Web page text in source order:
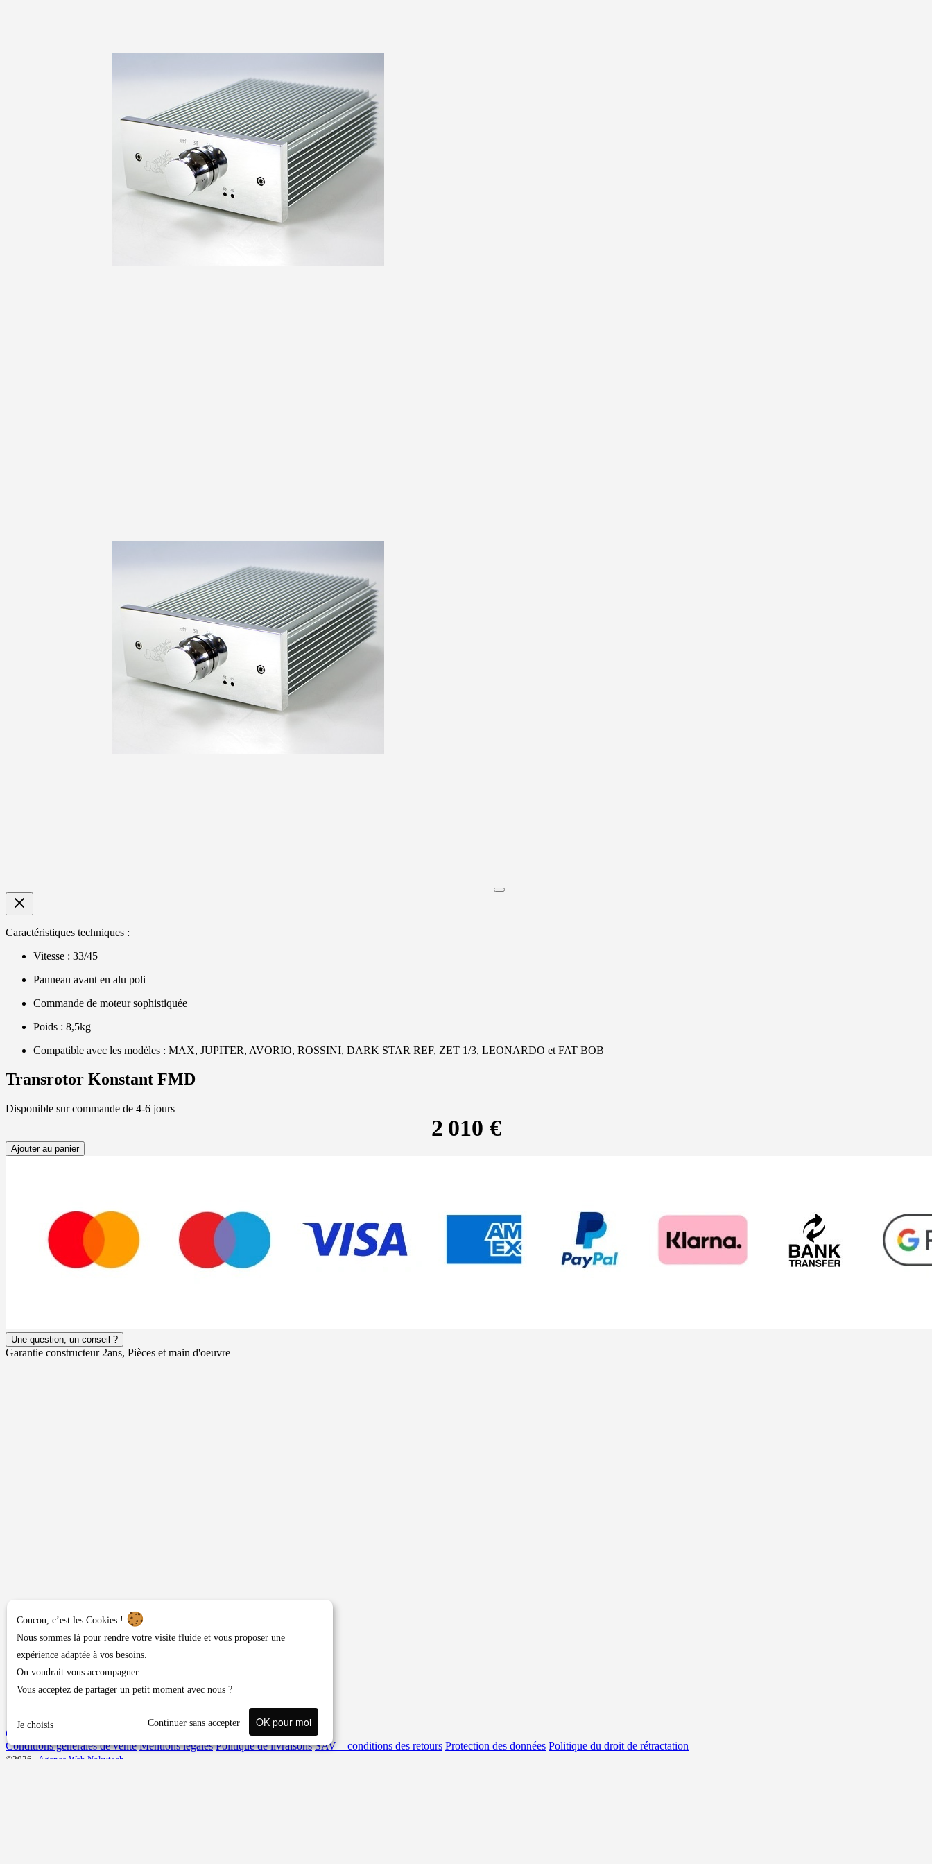
Caractéristiques techniques :
Vitesse : 33/45
Panneau avant en alu poli
Commande de moteur sophistiquée
Poids : 8,5kg
Compatible avec les modèles : MAX, JUPITER, AVORIO, ROSSINI, DARK STAR REF, ZET 1/3, LEONARDO et FAT BOB
Transrotor Konstant FMD
Disponible sur commande de 4-6 jours
2 010 €
Ajouter au panier
Une question, un conseil ?
Garantie constructeur 2ans, Pièces et main d'oeuvre
Contact ou demandes diverses
Conditions générales de vente Mentions légales Politique de livraisons SAV – conditions des retours Protection des données Politique du droit de rétractation
©2026 - Agence Web Nokytech
Coucou, c’est les Cookies !
Nous sommes là pour rendre votre visite fluide et vous proposer une
expérience adaptée à vos besoins.
On voudrait vous accompagner…
Vous acceptez de partager un petit moment avec nous ?
Je choisis Continuer sans accepter OK pour moi